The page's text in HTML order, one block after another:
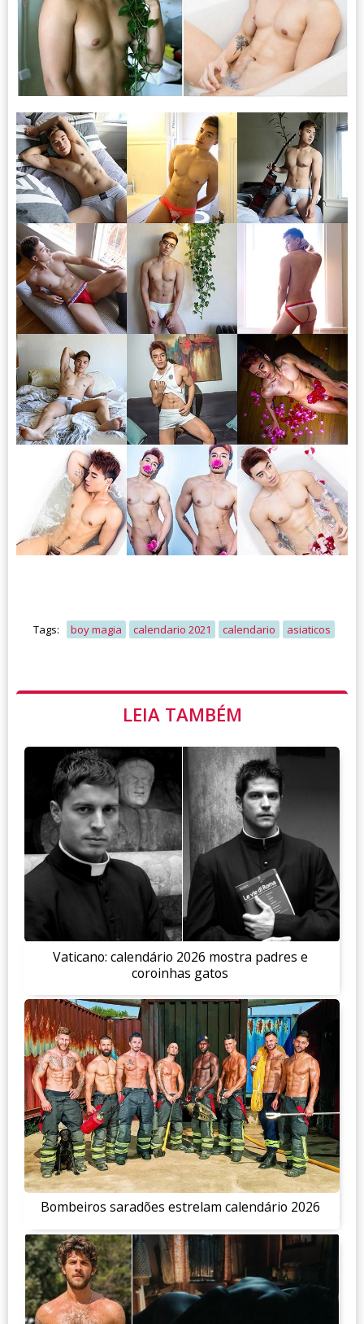
Tags: boy magia calendario 2021 calendario asiaticos
LEIA TAMBÉM
Vaticano: calendário 2026 mostra padres e
coroinhas gatos
Bombeiros saradões estrelam calendário 2026